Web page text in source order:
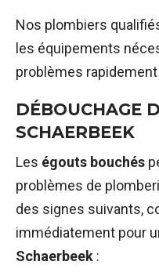
Nos plombiers
les équipements
problèmes
DÉBOUCHAGE
SCHAERBEEK
Les égouts bouchés
problèmes de
des signes suivants,
immédiatement pour
Schaerbeek :